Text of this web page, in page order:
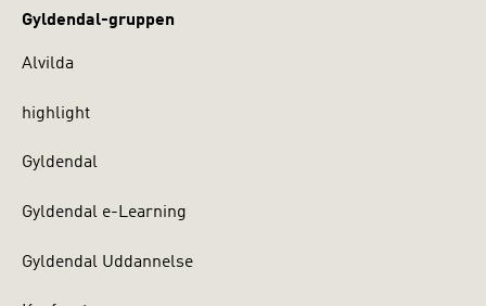
Gyldendal-gruppen
Alvilda
highlight
Gyldendal
Gyldendal e-Learning
Gyldendal Uddannelse